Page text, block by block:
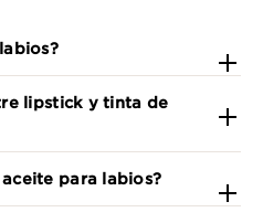
lipstick y tinta de
para labios?